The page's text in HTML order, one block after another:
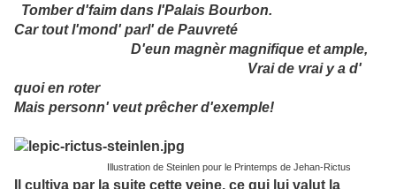
Tomber d'faim dans l'Palais Bourbon.
Car tout l'mond' parl' de Pauvreté
D'eun magnèr magnifique et ample,
Vrai de vrai y a d'
quoi en roter
Mais personn' veut prêcher d'exemple!
Illustration de Steinlen pour le Printemps de Jehan-Rictus
Il cultiva par la suite cette veine, ce qui lui valut la